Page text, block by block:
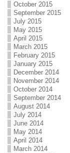
October 2015
September 2015
July 2015
May 2015
April 2015
March 2015
February 2015
January 2015
December 2014
November 2014
October 2014
September 2014
August 2014
July 2014
June 2014
May 2014
April 2014
March 2014